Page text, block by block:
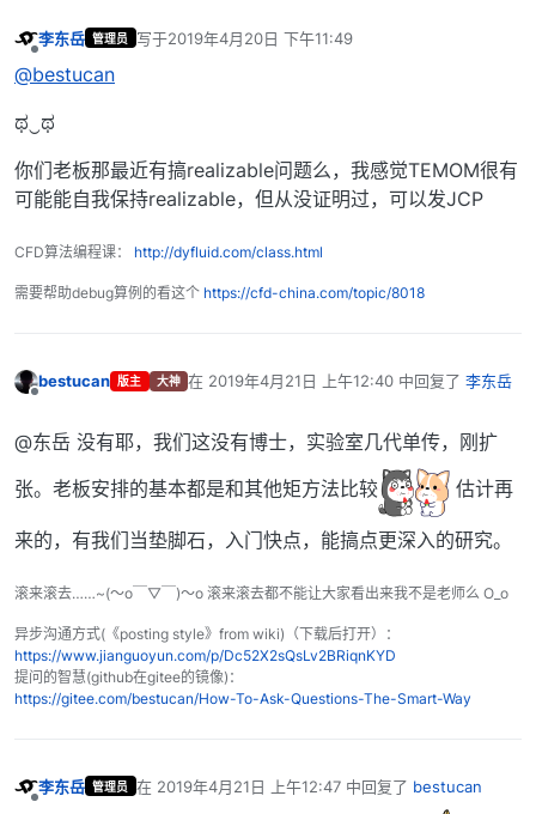
李东岳 管理员 写于2019年4月20日 下午11:49
最后由 编辑
@bestucan
ಥ‿ಥ
你们老板那最近有搞realizable问题么，我感觉TEMOM很有
可能能自我保持realizable，但从没证明过，可以发JCP
CFD算法编程课： http://dyfluid.com/class.html
需要帮助debug算例的看这个 https://cfd-china.com/topic/8018
bestucan 版主 大神 在 2019年4月21日 上午12:40 中回复了李东岳
最后由 编辑
@东岳 没有耶，我们这没有博士，实验室几代单传，刚扩
张。老板安排的基本都是和其他矩方法比较
估计再
来的，有我们当垫脚石，入门快点，能搞点更深入的研究。
滚来滚去……~(～o￣▽￣)～o 滚来滚去都不能让大家看出来我不是老师么 O_o
异步沟通方式(《posting style》from wiki)（下载后打开）：
https://www.jianguoyun.com/p/Dc52X2sQsLv2BRiqnKYD
提问的智慧(github在gitee的镜像)：
https://gitee.com/bestucan/How-To-Ask-Questions-The-Smart-Way
李东岳 管理员 在 2019年4月21日 上午12:47中回复了 bestucan
最后由 编辑